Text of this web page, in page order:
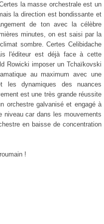
la masse orchestrale est un
la direction est bondissante et
de ton avec la célèbre
minutes, on est saisi par la
sombre. Certes Celibidache
l'éditeur est déjà face à cette
Rowicki imposer un Tchaïkovski
au maximum avec une
les dynamiques des nuances
est une très grande réussite
orchestre galvanisé et engagé à
niveau car dans les mouvements
en baisse de concentration
!